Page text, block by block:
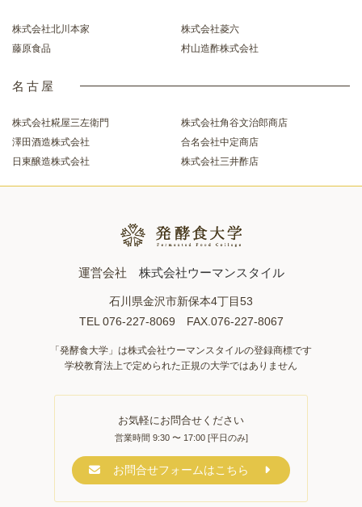
株式会社北川本家
株式会社菱六
藤原食品
村山造酢株式会社
名古屋
株式会社糀屋三左衛門
株式会社角谷文治郎商店
澤田酒造株式会社
合名会社中定商店
日東醸造株式会社
株式会社三井酢店
運営会社 株式会社ウーマンスタイル
石川県金沢市新保本4丁目53
TEL 076-227-8069 FAX.076-227-8067
「発酵食大学」は株式会社ウーマンスタイルの登録商標です
学校教育法上で定められた正規の大学ではありません
お気軽にお問合せください
営業時間 9:30 〜 17:00 [平日のみ]
お問合せフォームはこちら